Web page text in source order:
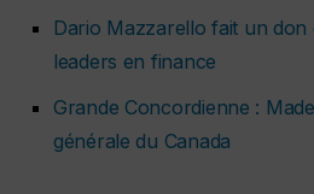
Dario Mazzarello fait un
leaders en finance
Grande Concordienne :
générale du Canada